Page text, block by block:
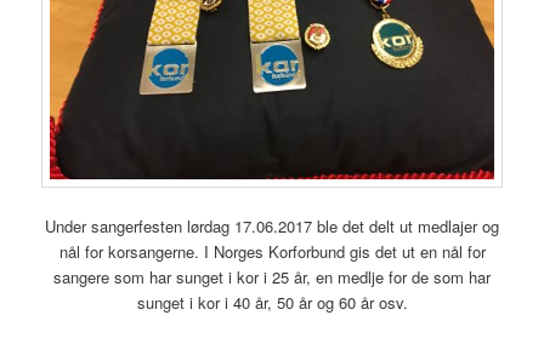
Under sangerfesten lørdag 17.06.2017 ble det delt ut medlajer og
nål for korsangerne. I Norges Korforbund gis det ut en nål for
sangere som har sunget i kor i 25 år, en medlje for de som har
sunget i kor i 40 år, 50 år og 60 år osv.